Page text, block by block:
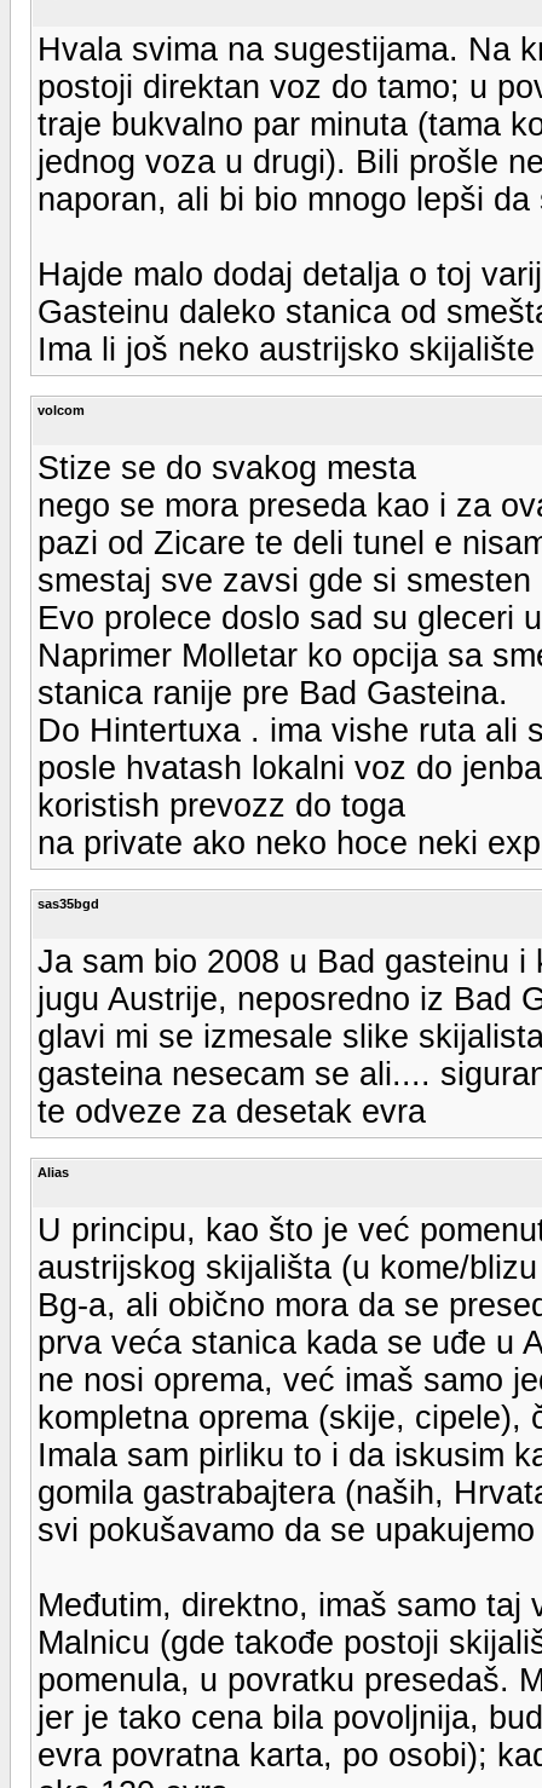
Hvala svima na sugestijama. Na
postoji direktan voz do tamo; u
traje bukvalno par minuta (tama
jednog voza u drugi). Bili prošle
naporan, ali bi bio mnogo lepši
Hajde malo dodaj detalja o toj
Gasteinu daleko stanica od
Ima li još neko austrijsko
volcom
Stize se do svakog mesta
nego se mora preseda kao i za
pazi od Zicare te deli tunel e
smestaj sve zavsi gde si smesten
Evo prolece doslo sad su gleceri
Naprimer Molletar ko opcija sa
stanica ranije pre Bad Gasteina.
Do Hintertuxa . ima vishe ruta ali
posle hvatash lokalni voz do
koristish prevozz do toga
na private ako neko hoce neki
sas35bgd
Ja sam bio 2008 u Bad gasteinu
jugu Austrije, neposredno iz Bad
glavi mi se izmesale slike
gasteina nesecam se ali....
te odveze za desetak evra
Alias
U principu, kao što je već
austrijskog skijališta (u kome/
Bg-a, ali obično mora da se
prva veća stanica kada se uđe u
ne nosi oprema, već imaš samo
kompletna oprema (skije,
Imala sam pirliku to i da iskusim
gomila gastrabajtera (naših,
svi pokušavamo da se
Međutim, direktno, imaš samo
Malnicu (gde takođe postoji
pomenula, u povratku presedaš.
jer je tako cena bila povoljnija,
evra povratna karta, po osobi);